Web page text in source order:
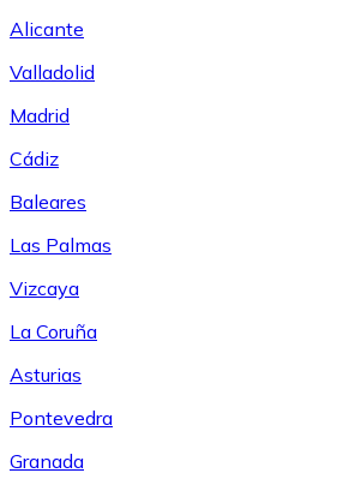
Alicante
Valladolid
Madrid
Cádiz
Baleares
Las Palmas
Vizcaya
La Coruña
Asturias
Pontevedra
Granada